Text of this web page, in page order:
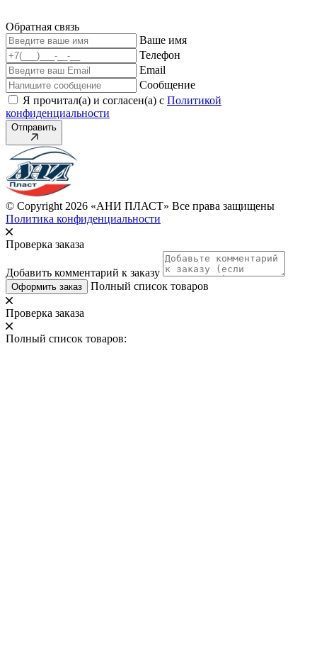
Обратная связь
Ваше имя
Телефон
Email
Сообщение
Я прочитал(а) и согласен(а) с Политикой
конфиденциальности
Отправить
© Copyright 2026 «АНИ ПЛАСТ» Все права защищены
Политика конфиденциальности
Проверка заказа
Добавить комментарий к заказу
Оформить заказ Полный список товаров
Проверка заказа
Полный список товаров: